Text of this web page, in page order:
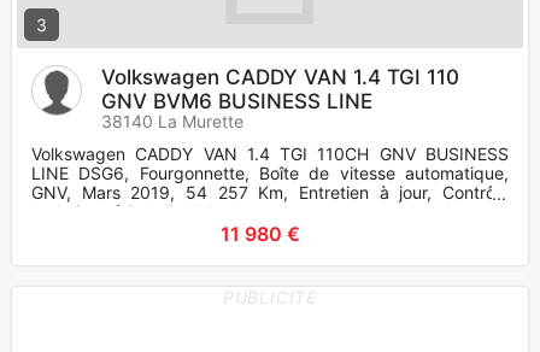
3
Volkswagen CADDY VAN 1.4 TGI 110
GNV BVM6 BUSINESS LINE
38140 La Murette
Volkswagen CADDY VAN 1.4 TGI 110CH GNV BUSINESS
LINE DSG6, Fourgonnette, Boîte de vitesse automatique,
GNV, Mars 2019, 54 257 Km, Entretien à jour, Contrôle
technique à jour, Doubl
11 980 €
PUBLICITE